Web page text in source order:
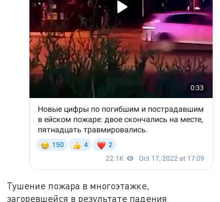
Тушение пожара в многоэтажке,
загоревшейся в результате падения